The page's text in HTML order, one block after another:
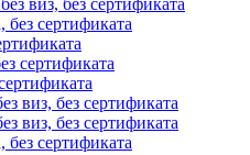
без виз, без сертификата
без сертификата
сертификата
виз, без сертификата
виз, без сертификата
без сертификата